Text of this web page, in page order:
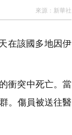
來源： 新華社
在該國多地因伊
衝突中死亡。當
。傷員被送往醫